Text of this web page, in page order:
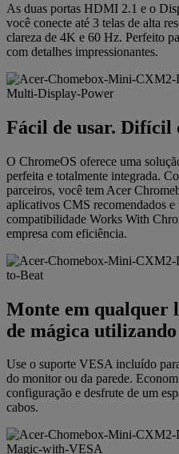
As duas portas HDMI 2.1 e o
você conecte até 3 telas de alta
clareza de 4K e 60 Hz. Perfeito
com detalhes impressionantes.
Fácil de usar. Difícil
O ChromeOS oferece uma
perfeita e totalmente integrada.
parceiros, você tem Acer
aplicativos CMS recomendados
compatibilidade Works With
empresa com eficiência.
Monte em qualquer
de mágica
Use o suporte VESA incluído
do monitor ou da parede.
configuração e desfrute de um
cabos.